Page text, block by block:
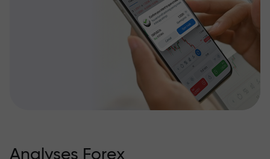
Analyses Forex